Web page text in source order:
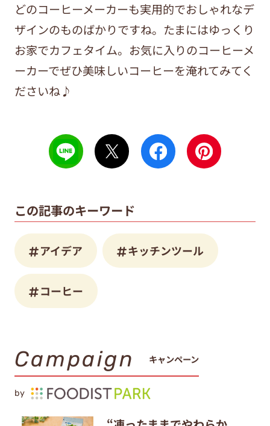
どのコーヒーメーカーも実用的でおしゃれなデ
ザインのものばかりですね。たまにはゆっくり
お家でカフェタイム。お気に入りのコーヒーメ
ーカーでぜひ美味しいコーヒーを淹れてみてく
ださいね♪
この記事のキーワード
アイデア キッチンツール
コーヒー
Campaign キャンペーン
by